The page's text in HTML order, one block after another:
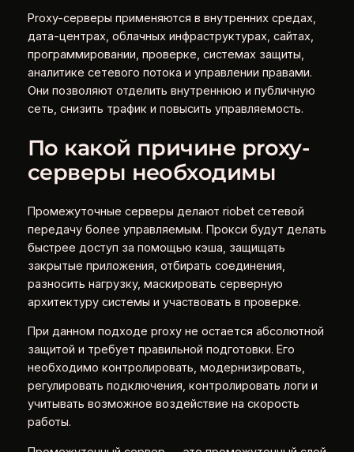
Proxy-серверы применяются в внутренних средах,
дата-центрах, облачных инфраструктурах, сайтах,
программировании, проверке, системах защиты,
аналитике сетевого потока и управлении правами.
Они позволяют отделить внутреннюю и публичную
сеть, снизить трафик и повысить управляемость.
По какой причине proxy-
серверы необходимы
Промежуточные серверы делают riobet сетевой
передачу более управляемым. Прокси будут делать
быстрее доступ за помощью кэша, защищать
закрытые приложения, отбирать соединения,
разносить нагрузку, маскировать серверную
архитектуру системы и участвовать в проверке.
При данном подходе proxy не остается абсолютной
защитой и требует правильной подготовки. Его
необходимо контролировать, модернизировать,
регулировать подключения, контролировать логи и
учитывать возможное воздействие на скорость
работы.